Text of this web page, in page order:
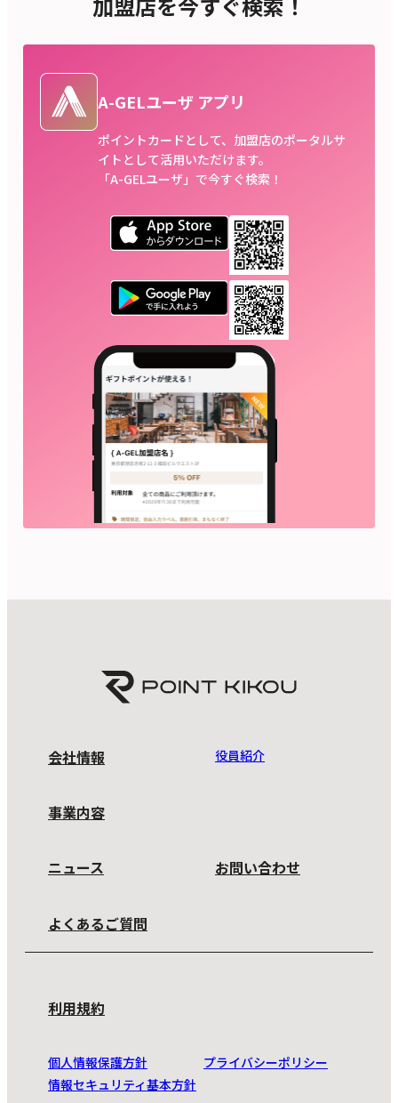
A-GELユーザ アプリ
ポイントカードとして、加盟店のポータルサ
イトとして活用いただけます。
「A-GELユーザ」で今すぐ検索！
会社情報 役員紹介
事業内容
ニュース お問い合わせ
よくあるご質問
利用規約
個人情報保護方針
プライバシーポリシー
情報セキュリティ基本方針